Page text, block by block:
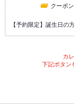
クーポン
【予約限定】誕生日の
カ
下記ボタン